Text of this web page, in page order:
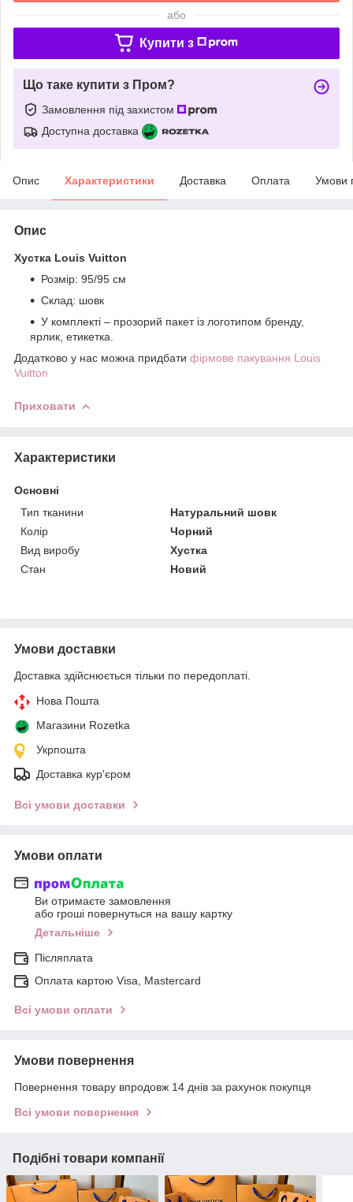
або
Купити з
Що таке купити з Пром?
Замовлення під захистом
Доступна доставка
Опис Характеристики Доставка Оплата Умови
Опис
Хустка Louis Vuitton
Розмір: 95/95 см
Склад: шовк
У комплекті – прозорий пакет із логотипом бренду,
ярлик, етикетка.
Додатково у нас можна придбати фірмове пакування Louis
Vuitton
Приховати
Характеристики
Основні
Тип тканини
Натуральний шовк
Колір
Чорний
Вид виробу
Хустка
Стан
Новий
Умови доставки
Доставка здійснюється тільки по передоплаті.
Нова Пошта
Магазини Rozetka
Укрпошта
Доставка кур'єром
Всі умови доставки
Умови оплати
Ви отримаєте замовлення
або гроші повернуться на вашу картку
Детальніше
Післяплата
Оплата картою Visa, Mastercard
Всі умови оплати
Умови повернення
Повернення товару впродовж 14 днів за рахунок покупця
Всі умови повернення
Подібні товари компанії